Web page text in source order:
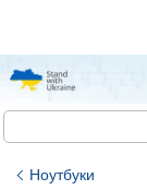
Ноутбуки